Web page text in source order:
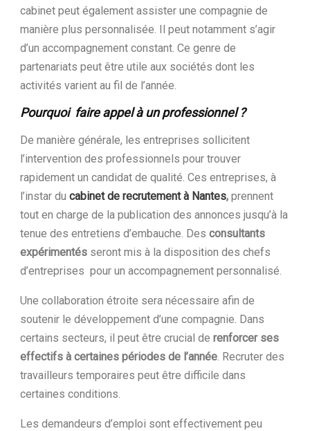
cabinet peut également assister une compagnie de
manière plus personnalisée. Il peut notamment s’agir
d’un accompagnement constant. Ce genre de
partenariats peut être utile aux sociétés dont les
activités varient au fil de l’année.
Pourquoi faire appel à un professionnel ?
De manière générale, les entreprises sollicitent
l’intervention des professionnels pour trouver
rapidement un candidat de qualité. Ces entreprises, à
l’instar du cabinet de recrutement à Nantes, prennent
tout en charge de la publication des annonces jusqu’à la
tenue des entretiens d’embauche. Des consultants
expérimentés seront mis à la disposition des chefs
d’entreprises pour un accompagnement personnalisé.
Une collaboration étroite sera nécessaire afin de
soutenir le développement d’une compagnie. Dans
certains secteurs, il peut être crucial de renforcer ses
effectifs à certaines périodes de l’année. Recruter des
travailleurs temporaires peut être difficile dans
certaines conditions.
Les demandeurs d’emploi sont effectivement peu